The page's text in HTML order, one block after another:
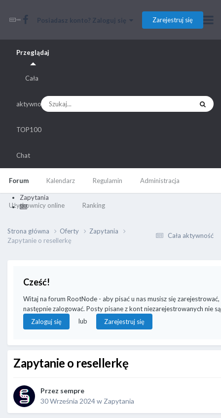
Posiadasz konto? Zaloguj się Zarejestruj się
Przeglądaj
Forum Kalendarz Regulamin Administracja
Użytkownicy online Ranking
Cała
aktywność
TOP100
Chat
Zapytania
Cała aktywność
Strona główna Oferty
Zapytania
Zapytanie o resellerkę
Cześć!
Witaj na forum RootNode - aby pisać u nas musisz się zarejestrować,
następnie zalogować. Posty pisane z kont niezarejestrowanych nie
Zaloguj się
lub Zarejestruj się
Zapytanie o resellerkę
Przez sempre
30 Września 2024w Zapytania